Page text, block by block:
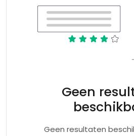
Geen
Geen resultaten